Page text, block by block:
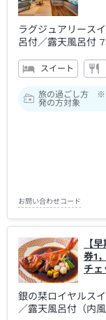
ラグジュアリース
呂付／露天風呂付
スイート
旅の過ごし方
発の方対象
お問い合わせコード
【
券1
チェ
銀の栞ロイヤル
／露天風呂付（内